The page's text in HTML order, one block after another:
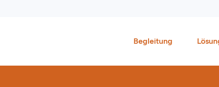
Begleitung